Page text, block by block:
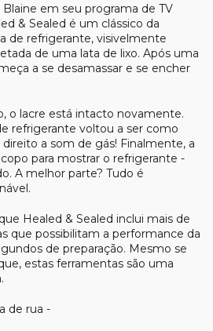
em seu programa de TV
& Sealed é um clássico da
de refrigerante, visivelmente
de uma lata de lixo. Após uma
a se desamassar e se encher
o lacre está intacto novamente.
refrigerante voltou a ser como
a som de gás! Finalmente, a
para mostrar o refrigerante -
A melhor parte? Tudo é
Healed & Sealed inclui mais de
que possibilitam a performance da
de preparação. Mesmo se
estas ferramentas são uma
de rua -